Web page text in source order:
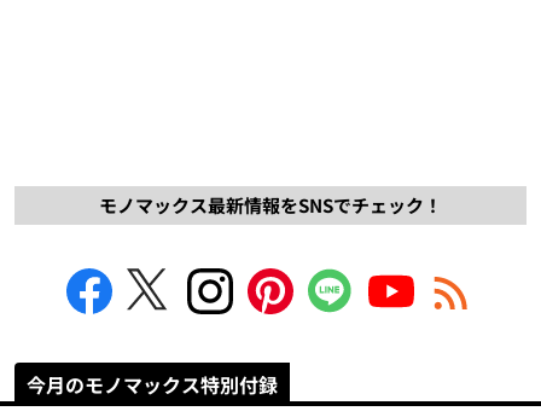
モノマックス最新情報をSNSでチェック！
今月のモノマックス特別付録